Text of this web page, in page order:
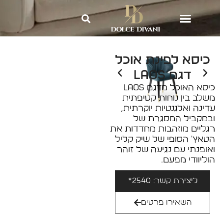
כיסא לפינת אוכל
דגם LAOS
כיסא האוכל מדגם LAOS
משלב בין נוחות קטיפתית
עדינה ואלגנטיות יוקרתית,
ובמקביל המסגרת של
רגליים מוזהבות מחדדות את
הטאץ' הסופי של שיק קליל
ואופנתי עם נגיעה של זוהר
הוליוודי מפעם.
ליצירת קשר: 2540*
השאירו פרטים